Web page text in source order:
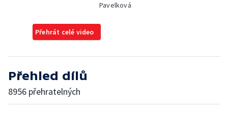
Pavelková
Přehrát celé video
Přehled dílů
8956 přehratelných